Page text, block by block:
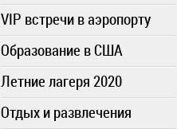
VIP встречи в аэропорту
Образование в США
Летние лагеря 2020
Отдых и развлечения